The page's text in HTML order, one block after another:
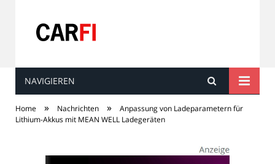
Carfi
NAVIGIEREN
Home » Nachrichten »
Anpassung von Ladeparametern für
Lithium-Akkus mit MEAN WELL Ladegeräten